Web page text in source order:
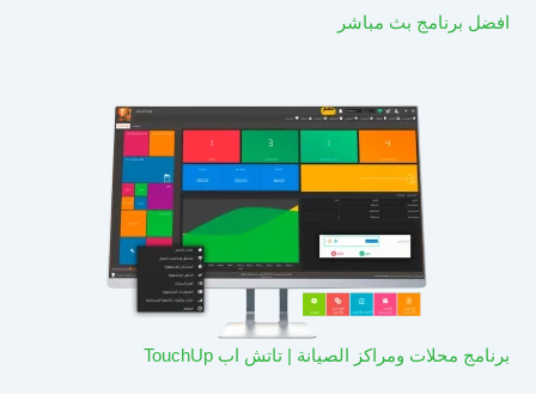
افضل برنامج بث مباشر
برنامج محلات ومراكز الصيانة | تاتش اب TouchUp